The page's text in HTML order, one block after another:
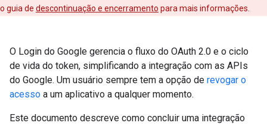
o guia de descontinuação e encerramento para mais informações.
O Login do Google gerencia o fluxo do OAuth 2.0 e o ciclo
de vida do token, simplificando a integração com as APIs
do Google. Um usuário sempre tem a opção de revogar o
acesso a um aplicativo a qualquer momento.
Este documento descreve como concluir uma integração